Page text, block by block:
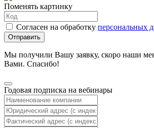
Поменять картинку
Согласен на обработку персональных
Отправить
Мы получили Вашу заявку, скоро наши
Вами. Спасибо!
Годовая подписка на вебинары